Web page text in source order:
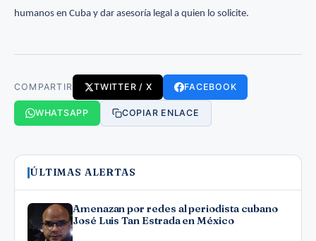
humanos en Cuba y dar asesoría legal a quien lo solicite.
COMPARTIR TWITTER / X FACEBOOK
WHATSAPP COPIAR ENLACE
ÚLTIMAS ALERTAS
Amenazan por redes al periodista cubano
José Luis Tan Estrada en México